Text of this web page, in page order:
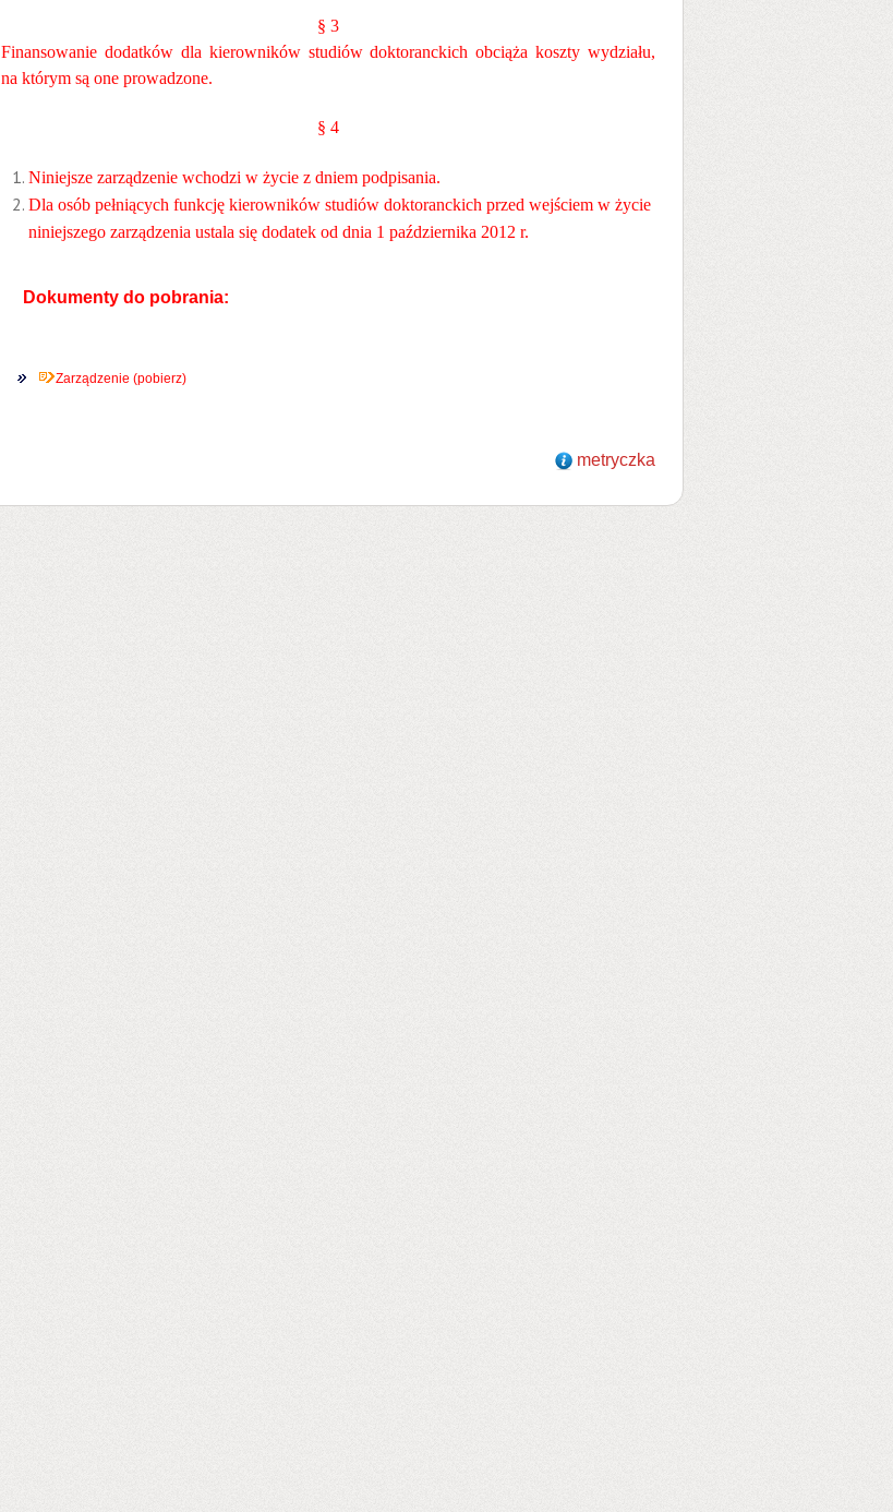
§ 3
Finansowanie dodatków dla kierowników studiów doktoranckich obciąża koszty wydziału,
na którym są one prowadzone.
§ 4
Niniejsze zarządzenie wchodzi w życie z dniem podpisania.
Dla osób pełniących funkcję kierowników studiów doktoranckich przed wejściem w życie
niniejszego zarządzenia ustala się dodatek od dnia 1 października 2012 r.
Dokumenty do pobrania:
Zarządzenie (pobierz)
metryczka